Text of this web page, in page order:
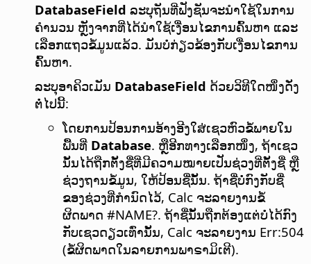
DatabaseField ລະບຸຖັນທີ່ຟັງຊັນຈະນຳໃຊ້ໃນການ
ຄຳນວນ ຫຼັງຈາກທີ່ໄດ້ນຳໃຊ້ເງື່ອນໄຂການຄົ້ນຫາ ແລະ
ເລືອກແຖວຂໍ້ມູນແລ້ວ. ມັນບໍ່ກ່ຽວຂ້ອງກັບເງື່ອນໄຂການ
ຄົ້ນຫາ.
ລະບຸອາຄິວເມັນ DatabaseField ດ້ວຍວິທີໃດໜຶ່ງດັ່ງ
ຕໍ່ໄປນີ້:
ໂດຍການປ້ອນການອ້າງອີງໃສ່ເຊວຫົວຂໍ້ພາຍໃນ
ພື້ນທີ່ Database. ຫຼືອີກທາງເລືອກໜຶ່ງ, ຖ້າເຊວ
ນັ້ນໄດ້ຖືກຕັ້ງຊື່ທີ່ມີຄວາມໝາຍເປັນຊ່ວງທີ່ຕັ້ງຊື່ ຫຼື
ຊ່ວງຖານຂໍ້ມູນ, ໃຫ້ປ້ອນຊື່ນັ້ນ. ຖ້າຊື່ບໍ່ກົງກັບຊື່
ຂອງຊ່ວງທີ່ກຳນົດໄວ້, Calc ຈະລາຍງານຂໍ້
ຜິດພາດ #NAME?. ຖ້າຊື່ນັ້ນຖືກຕ້ອງແຕ່ບໍ່ໄດ້ກົງ
ກັບເຊວດຽວເທົ່ານັ້ນ, Calc ຈະລາຍງານ Err:504
(ຂໍ້ຜິດພາດໃນລາຍການພາຣາມິເຕີ).